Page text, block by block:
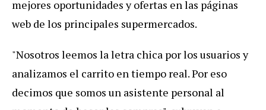
mejores oportunidades y ofertas en las páginas
web de los principales supermercados.
"Nosotros leemos la letra chica por los usuarios y
analizamos el carrito en tiempo real. Por eso
decimos que somos un asistente personal al